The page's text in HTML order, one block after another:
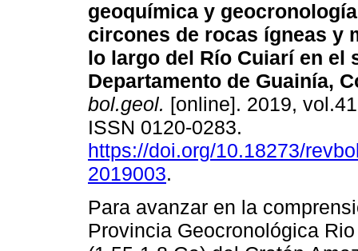
geoquímica y
circones de rocas ígneas y
lo largo del Río Cuiarí en el
Departamento de Guainía,
bol.geol. [online]. 2019,
ISSN 0120-0283.
https://doi.org/10.18273/
2019003.
Para avanzar en la
Provincia Geocronológica